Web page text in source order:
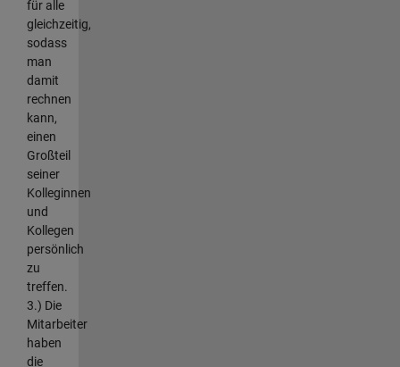
für alle
gleichzeitig,
sodass
man
damit
rechnen
kann,
einen
Großteil
seiner
Kolleginnen
und
Kollegen
persönlich
zu
treffen.
3.) Die
Mitarbeiter
haben
die